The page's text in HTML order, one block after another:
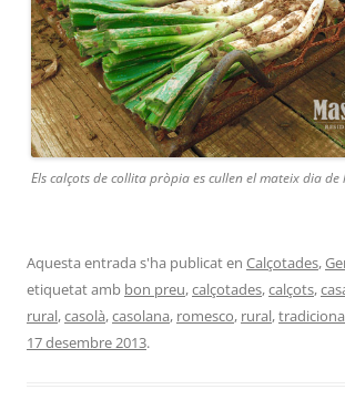
Els calçots de collita pròpia es cullen el mateix dia de
Aquesta entrada s'ha publicat en Calçotades,
etiquetat amb bon preu,calçotades,calçots,
rural,casolà,casolana, romesco, rural,
17 desembre 2013.